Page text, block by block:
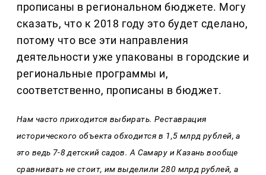
прописаны в региональном бюджете. Могу
сказать, что к 2018 году это будет сделано,
потому что все эти направления
деятельности уже упакованы в городские и
региональные программы и,
соответственно, прописаны в бюджет.
Нам часто приходится выбирать. Реставрация
исторического объекта обходится в 1,5 млрд рублей, а
это ведь 7-8 детский садов. А Самару и Казань вообще
сравнивать не стоит, им выделили 280 млрд рублей, а